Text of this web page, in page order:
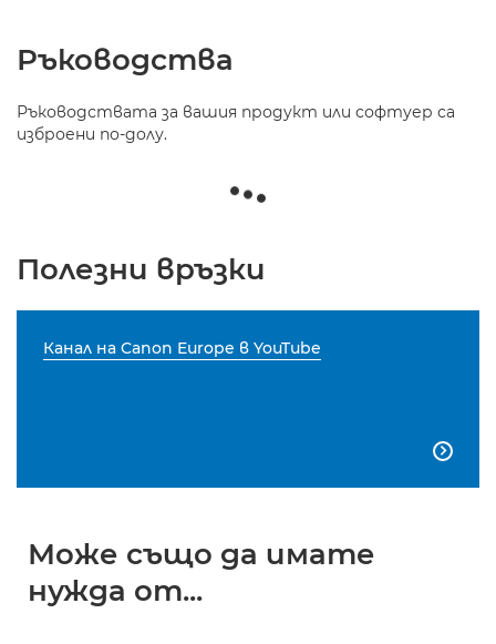
Ръководства
Ръководствата за вашия продукт или софтуер са
изброени по-долу.
Полезни връзки
Канал на Canon Europe в YouTube

Може също да имате
нужда от...